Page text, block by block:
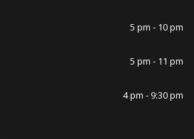
5 pm - 10 pm
5 pm - 11 pm
4 pm - 9:30 pm